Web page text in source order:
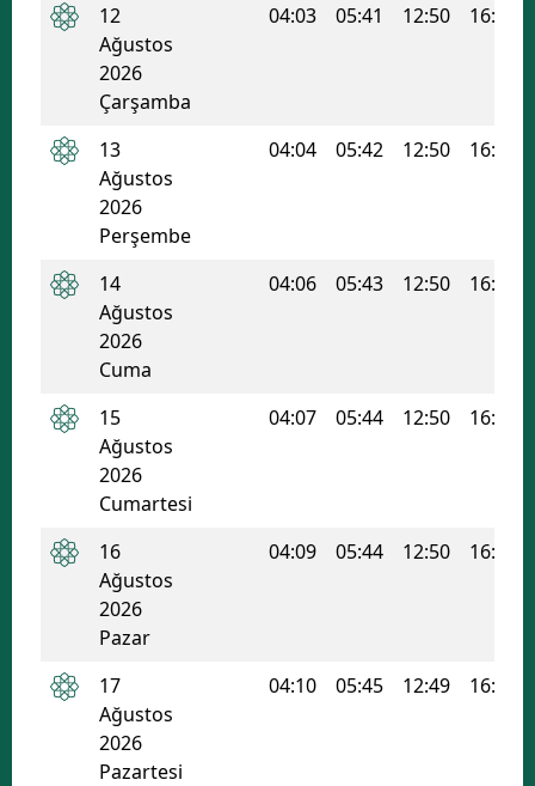
Hakkari
Mersin
Kars
Kocaeli
12
Ağustos
2026
Çarşamba
04:03 05:41 12:50 16:40
13
Ağustos
2026
Perşembe
04:04 05:42 12:50 16:40
14
Ağustos
2026
Cuma
04:06 05:43 12:50 16:39
15
Ağustos
2026
Cumartesi
04:07 05:44 12:50 16:38
16
Ağustos
2026
Pazar
04:09 05:44 12:50 16:38
17
Ağustos
2026
Pazartesi
04:10 05:45 12:49 16:37